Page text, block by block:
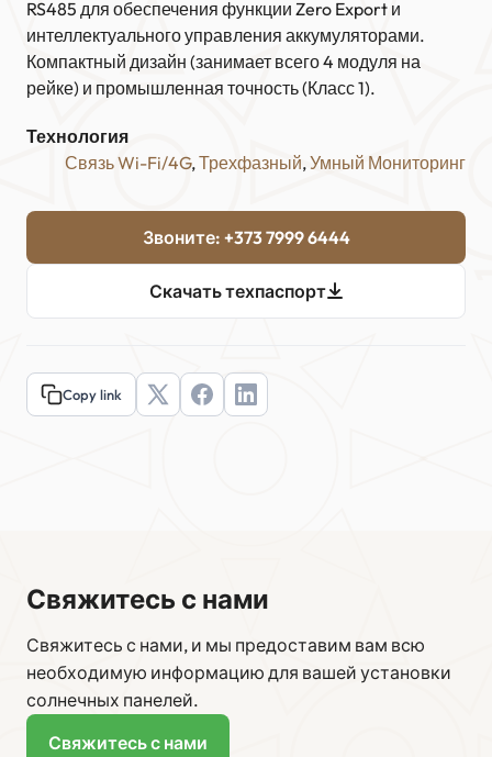
RS485 для обеспечения функции Zero Export и
интеллектуального управления аккумуляторами.
Компактный дизайн (занимает всего 4 модуля на
рейке) и промышленная точность (Класс 1).
Технология
Связь Wi-Fi/4G, Трехфазный, Умный Мониторинг
Звоните: +373 7999 6444
Скачать техпаспорт
Copy link
Свяжитесь с нами
Свяжитесь с нами, и мы предоставим вам всю
необходимую информацию для вашей установки
солнечных панелей.
Свяжитесь с нами